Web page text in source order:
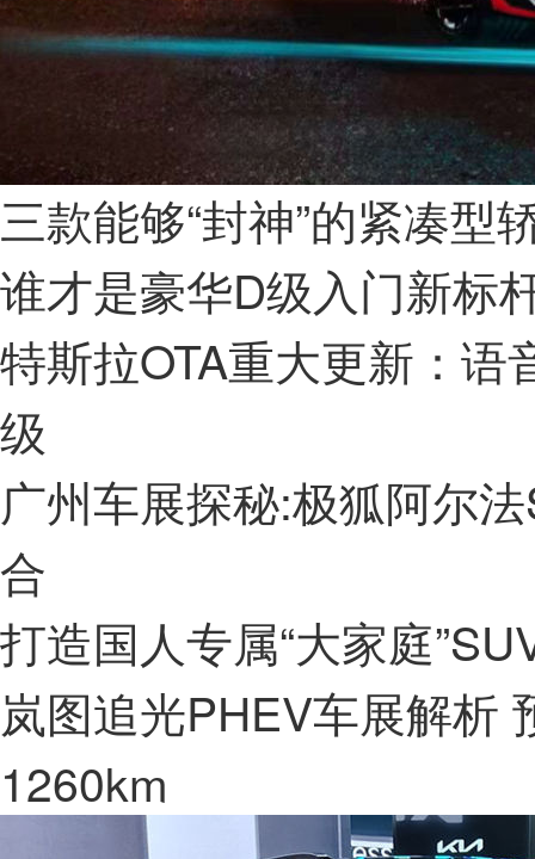
三款能够“封神”的紧凑型
谁才是豪华D级入门新标
特斯拉OTA重大更新：
级
广州车展探秘:极狐阿尔
合
打造国人专属“大家庭
岚图追光PHEV车展解析
1260km